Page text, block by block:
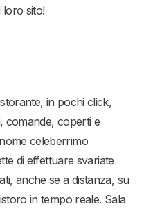
sito!
in pochi click,
comande, coperti e
celeberrimo
di effettuare svariate
anche se a distanza, su
in tempo reale. Sala